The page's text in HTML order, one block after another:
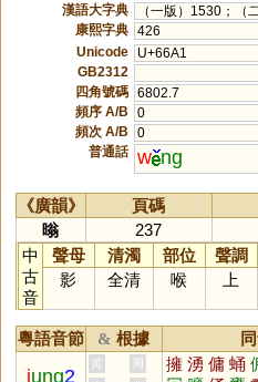
漢語大字典
（一版）1530；（
康熙字典 426
Unicode
U+66A1
GB2312
四角號碼 6802.7
頻序 A/B
0
頻次 A/B
0
普通話 w ng
《廣韻》 頁碼
暡
237
中
古
音
聲母 清濁 部位 聲調
影
全清 喉 上
粵語音節 & 根據
jung2
黃 周 擁 湧 傭 蛹